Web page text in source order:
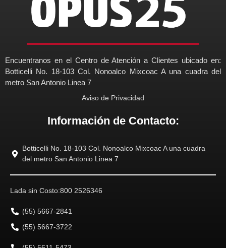
Encuentranos en el Centro de Atención a Clientes ubicado en:
Botticelli No. 18-103 Col. Nonoalco Mixcoac A una cuadra del
metro San Antonio Linea 7
Aviso de Privacidad
Información de Contacto:
Botticelli No. 18-103 Col. Nonoalco Mixcoac A una cuadra
del metro San Antonio Linea 7
Lada sin Costo:800 2526346
(55) 5667-2841
(55) 5667-3722